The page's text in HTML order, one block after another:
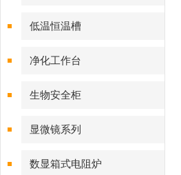
低温恒温槽
净化工作台
生物安全柜
显微镜系列
数显箱式电阻炉